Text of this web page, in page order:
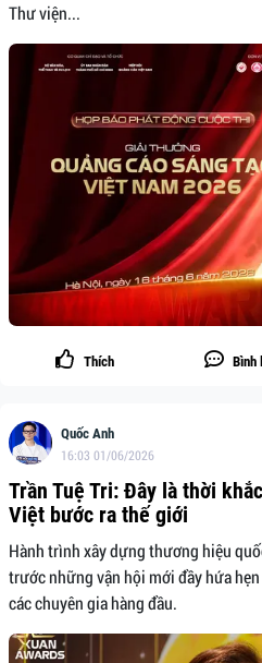
Thư viện...
Thích Bình
Quốc Anh
16:03 01/06/2026
Trần Tuệ Tri: Đây là thời
Việt bước ra thế giới
Hành trình xây dựng thương hiệu
trước những vận hội mới đầy hứa
các chuyên gia hàng đầu.